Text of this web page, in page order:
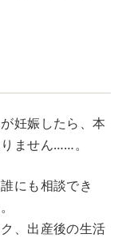
妊娠したら、本
ません……。
にも相談でき
、出産後の生活